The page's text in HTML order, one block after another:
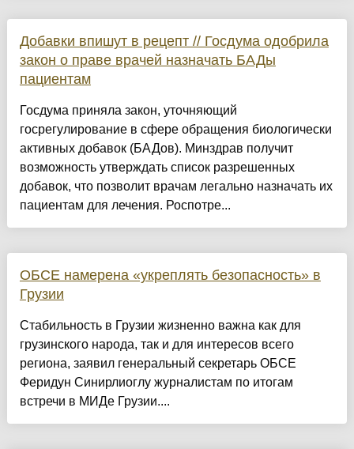
Добавки впишут в рецепт // Госдума одобрила
закон о праве врачей назначать БАДы
пациентам
Госдума приняла закон, уточняющий
госрегулирование в сфере обращения биологически
активных добавок (БАДов). Минздрав получит
возможность утверждать список разрешенных
добавок, что позволит врачам легально назначать их
пациентам для лечения. Роспотре...
ОБСЕ намерена «укреплять безопасность» в
Грузии
Стабильность в Грузии жизненно важна как для
грузинского народа, так и для интересов всего
региона, заявил генеральный секретарь ОБСЕ
Феридун Синирлиоглу журналистам по итогам
встречи в МИДе Грузии....